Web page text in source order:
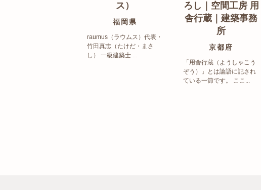
ス）
福岡県
raumus（ラウムス）代表・
竹田真志（たけだ・まさ
し） 一級建築士 ...
ろし｜空間工房 用
舎行蔵｜建築事務
所
京都府
「用舎行蔵（ようしゃこう
ぞう）」とは論語に記され
ている一節です。 ここ...